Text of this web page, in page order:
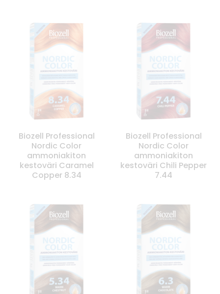
Biozell Professional
Nordic Color
ammoniakiton
kestoväri Caramel
Copper 8.34
Biozell Professional
Nordic Color
ammoniakiton
kestoväri Chili Pepper
7.44